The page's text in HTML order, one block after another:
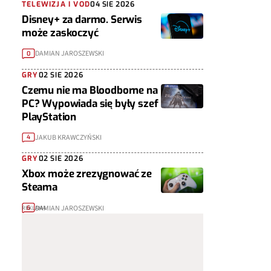
TELEWIZJA I VOD04 SIE 2026
Disney+ za darmo. Serwis
może zaskoczyć
0 DAMIAN JAROSZEWSKI
GRY02 SIE 2026
Czemu nie ma Bloodborne na
PC? Wypowiada się były szef
PlayStation
4 JAKUB KRAWCZYŃSKI
GRY02 SIE 2026
Xbox może zrezygnować ze
Steama
6 DAMIAN JAROSZEWSKI